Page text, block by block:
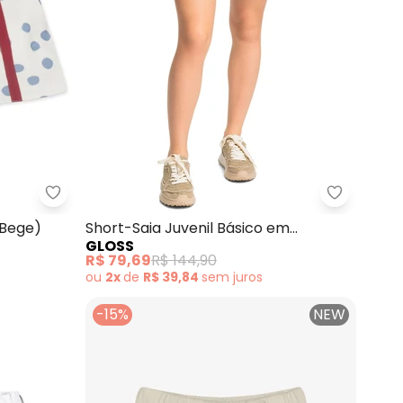
(Off White)
Lilica Ripilica - Short Poás Bebê Feminino (Bege)
Gloss -
Short-Saia Juvenil Básico em
Moletom (Bege)
GLOSS
R$ 79,69R$ 144,90
ou 2xde R$ 39,84 sem juros
-15% NEW